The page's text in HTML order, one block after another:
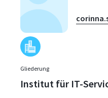
Gliederung
Institut für IT-